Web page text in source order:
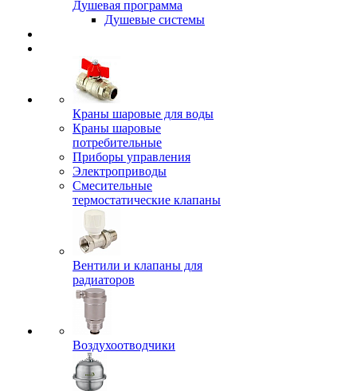
Душевая программа
Душевые системы
Краны шаровые для воды
Краны шаровые
потребительные
Приборы управления
Электроприводы
Смесительные
термостатические клапаны
Вентили и клапаны для
радиаторов
Воздухоотводчики